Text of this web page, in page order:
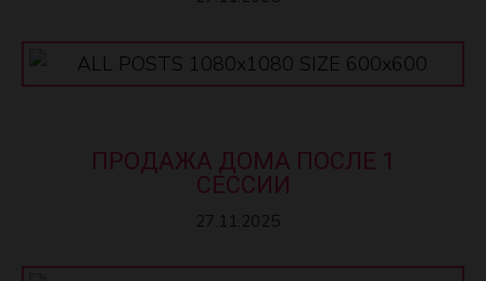
ПРОДАЖА ДОМА ПОСЛЕ 1
СЕССИИ
27.11.2025